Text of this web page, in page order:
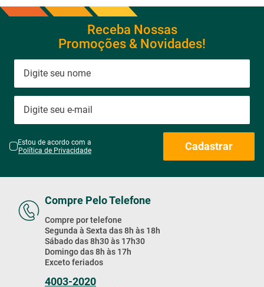
Receba Nossas
Promoções & Novidades!
Estou de acordo com a
Política de Privacidade
Cadastrar
Compre Pelo Telefone
Compre por telefone
Segunda à Sexta das 8h às 18h
Sábado das 8h30 às 17h30
Domingo das 8h às 17h
Exceto feriados
4003-2020